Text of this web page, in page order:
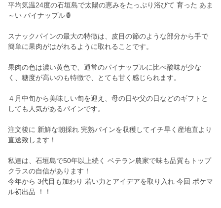
平均気温24度の石垣島で太陽の恵みをたっぷり浴びて 育った あま
～い パイナップル🍍
スナックパインの最大の特徴は、皮目の節のような部分から手で
簡単に果肉がはがれるように取れることです。
果肉の色は濃い黄色で、通常のパイナップルに比べ酸味が少な
く、糖度が高いのも特徴で、とても甘く感じられます。
４月中旬から美味しい旬を迎え、母の日や父の日などのギフトと
しても人気があるパインです。
注文後に 新鮮な朝採れ 完熟パインを収穫してイチ早く産地直より
直送致します！
私達は、石垣島で50年以上続く ベテラン農家で味も品質もトップ
クラスの自信があります！
今年から 3代目も加わり 若い力とアイデアを取り入れ 今回 ポケマ
ル初出品 ！！